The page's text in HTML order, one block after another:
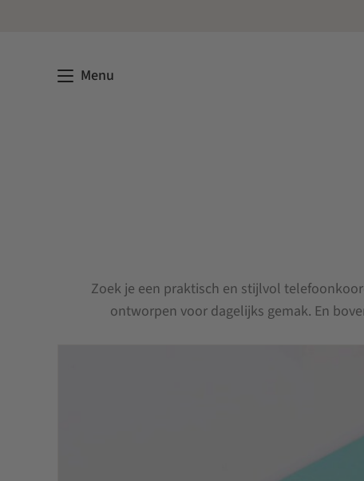
Menu
Zoek je een praktisch en stijlvol
ontworpen voor dagelijks gemak. En